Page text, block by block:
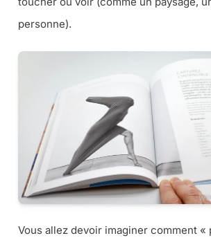
personne).
Vous allez devoir imaginer comment «